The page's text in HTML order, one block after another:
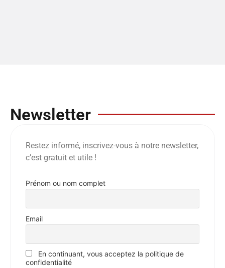
Newsletter
Restez informé, inscrivez-vous à notre newsletter,
c’est gratuit et utile !
Prénom ou nom complet
Email
En continuant, vous acceptez la politique de
confidentialité